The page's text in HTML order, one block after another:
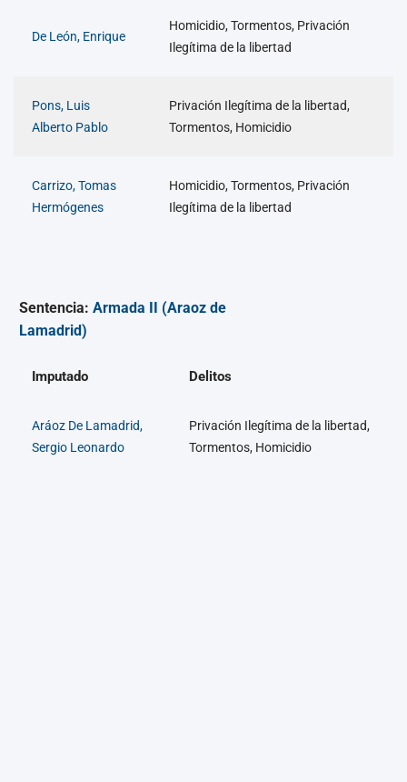
De León, Enrique
Homicidio, Tormentos, Privación
Ilegítima de la libertad
Pons, Luis
Alberto Pablo
Privación Ilegítima de la libertad,
Tormentos, Homicidio
Carrizo, Tomas
Hermógenes
Homicidio, Tormentos, Privación
Ilegítima de la libertad
Sentencia:Armada II (Araoz de
Lamadrid)
Imputado Delitos
Aráoz De Lamadrid,
Sergio Leonardo
Privación Ilegítima de la libertad,
Tormentos, Homicidio